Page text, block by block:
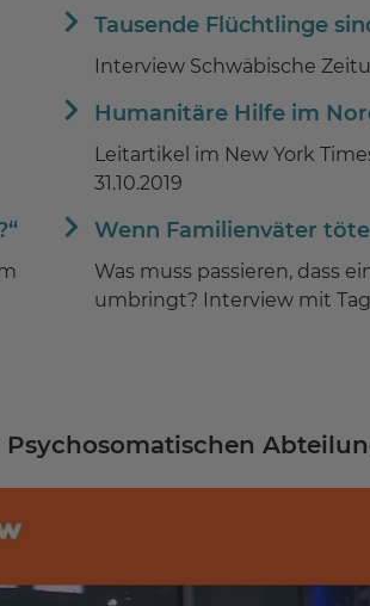
Tausende Flüchtlinge
Interview Schwäbische
Humanitäre Hilfe im
Leitartikel im New York
31.10.2019
Wenn Familienväter
Was muss passieren, dass
umbringt? Interview mit